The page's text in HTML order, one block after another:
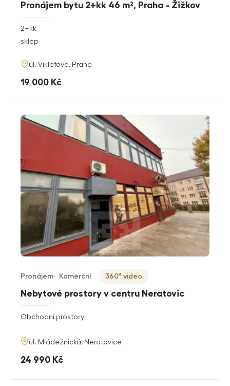
Pronájem bytu 2+kk 46 m², Praha - Žižkov
rozměry
2+kk
funkce
sklep
adresa
ul. Viklefova, Praha
cena
19 000 Kč
Nebytové prostory v centru Neratovic
Typ nabídky
Pronájem
Typ nemovitosti
Komerční
Virtuální prohlídka
360° video
rozměry
dispozice
Obchodní prostory
adresa
ul. Mládežnická, Neratovice
cena
24 990 Kč